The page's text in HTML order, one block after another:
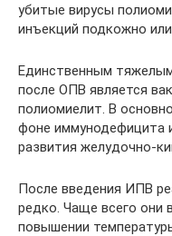
убитые вирусы
инъекций подкожно
Единственным
после ОПВ является
полиомиелит. В
фоне иммунодефицита
развития желудочно-
После введения ИПВ
редко. Чаще всего они
повышении